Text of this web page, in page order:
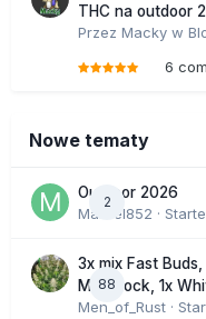
THC na outdoor
Przez Macky w
6
Nowe tematy
2
Outdoor 2026
Marcel852 ·
88
3x mix Fast
Moonrock, 1x
Men_of_Rust ·